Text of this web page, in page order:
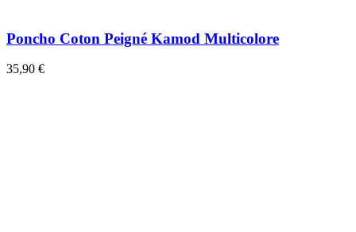
Poncho Coton Peigné Kamod Multicolore
35,90 €